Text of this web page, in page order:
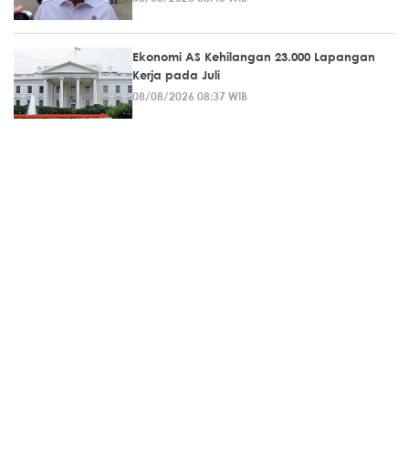
Ekonomi AS Kehilangan 23.000 Lapangan
Kerja pada Juli
08/08/2026 08:37 WIB